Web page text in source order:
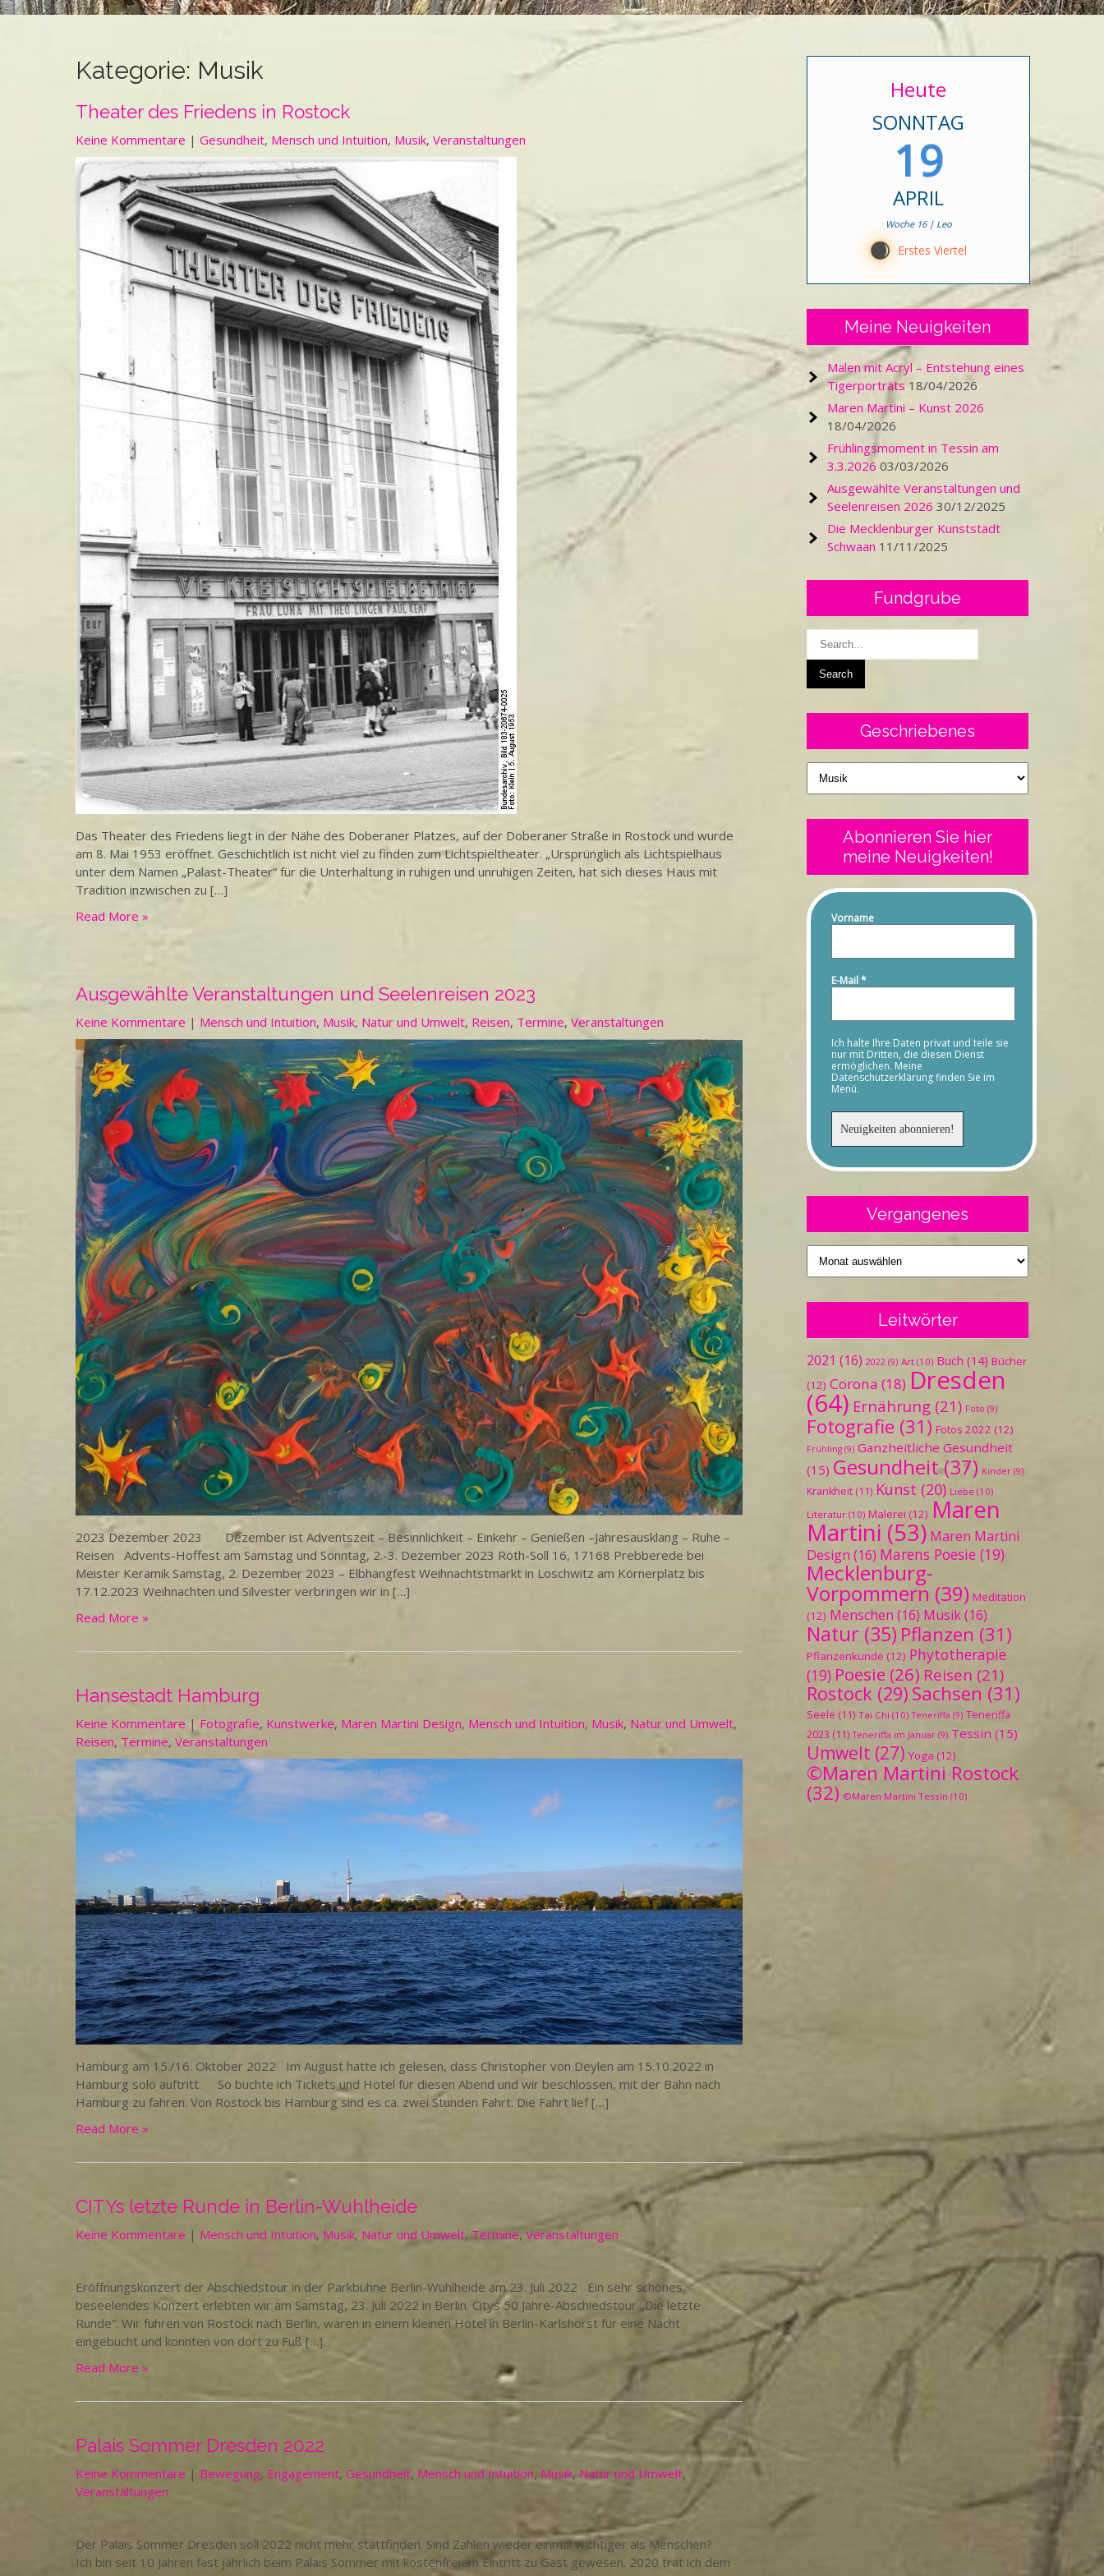
Kategorie: Musik
Theater des Friedens in Rostock
Keine Kommentare | Gesundheit, Mensch und Intuition, Musik, Veranstaltungen
Das Theater des Friedens liegt in der Nähe des Doberaner Platzes, auf der Doberaner Straße in Rostock und wurde
am 8. Mai 1953 eröffnet. Geschichtlich ist nicht viel zu finden zum Lichtspieltheater. „Ursprünglich als Lichtspielhaus
unter dem Namen „Palast-Theater“ für die Unterhaltung in ruhigen und unruhigen Zeiten, hat sich dieses Haus mit
Tradition inzwischen zu […]
Read More »
Ausgewählte Veranstaltungen und Seelenreisen 2023
Keine Kommentare | Mensch und Intuition, Musik, Natur und Umwelt, Reisen, Termine, Veranstaltungen
2023 Dezember 2023 Dezember ist Adventszeit – Besinnlichkeit – Einkehr – Genießen –Jahresausklang – Ruhe –
Reisen Advents-Hoffest am Samstag und Sonntag, 2.-3. Dezember 2023 Röth-Soll 16, 17168 Prebberede bei
Meister Keramik Samstag, 2. Dezember 2023 – Elbhangfest Weihnachtstmarkt in Loschwitz am Körnerplatz bis
17.12.2023 Weihnachten und Silvester verbringen wir in […]
Read More »
Hansestadt Hamburg
Keine Kommentare | Fotografie, Kunstwerke, Maren Martini Design, Mensch und Intuition, Musik, Natur und Umwelt,
Reisen, Termine, Veranstaltungen
Hamburg am 15./16. Oktober 2022 Im August hatte ich gelesen, dass Christopher von Deylen am 15.10.2022 in
Hamburg solo auftritt. So buchte ich Tickets und Hotel für diesen Abend und wir beschlossen, mit der Bahn nach
Hamburg zu fahren. Von Rostock bis Hamburg sind es ca. zwei Stunden Fahrt. Die Fahrt lief […]
Read More »
CITYs letzte Runde in Berlin-Wuhlheide
Keine Kommentare | Mensch und Intuition, Musik, Natur und Umwelt,Termine, Veranstaltungen
Eröffnungskonzert der Abschiedstour in der Parkbühne Berlin-Wuhlheide am 23. Juli 2022 Ein sehr schönes,
beseelendes Konzert erlebten wir am Samstag, 23. Juli 2022 in Berlin. Citys 50 Jahre-Abschiedstour „Die letzte
Runde“. Wir fuhren von Rostock nach Berlin, waren in einem kleinen Hotel in Berlin-Karlshorst für eine Nacht
eingebucht und konnten von dort zu Fuß […]
Read More »
Palais Sommer Dresden 2022
Keine Kommentare | Bewegung, Engagement, Gesundheit, Mensch und Intuition, Musik, Natur und Umwelt,
Veranstaltungen
Der Palais Sommer Dresden soll 2022 nicht mehr stattfinden. Sind Zahlen wieder einmal wichtiger als Menschen?
Ich bin seit 10 Jahren fast jährlich beim Palais Sommer mit kostenfreiem Eintritt zu Gast gewesen. 2020 trat ich dem
Heute
SONNTAG
19
APRIL
Woche 16 | Leo
C Erstes Viertel
Meine Neuigkeiten
Malen mit Acryl – Entstehung eines
Tigerporträts 18/04/2026
Maren Martini – Kunst 2026
18/04/2026
Frühlingsmoment in Tessin am
3.3.2026 03/03/2026
Ausgewählte Veranstaltungen und
Seelenreisen 2026 30/12/2025
Die Mecklenburger Kunststadt
Schwaan 11/11/2025
Fundgrube
Geschriebenes
Geschriebenes
Abonnieren Sie hier
meine Neuigkeiten!
Vorname
E-Mail*
Ich halte Ihre Daten privat und teile sie
nur mit Dritten, die diesen Dienst
ermöglichen. Meine
Datenschutzerklärung finden Sie im
Menü.
Vergangenes
Vergangenes
Leitwörter
2021 (16) 2022 (9) Art (10) Buch (14) Bücher
(12) Corona (18) Dresden
(64) Ernährung (21) Foto (9)
Fotografie (31) Fotos 2022 (12)
Frühling (9) Ganzheitliche Gesundheit
(15) Gesundheit(37) Kinder (9)
Krankheit (11) Kunst (20) Liebe (10)
Literatur (10) Malerei (12) Maren
Martini (53) Maren Martini
Design (16) Marens Poesie (19)
Mecklenburg-
Vorpommern (39) Meditation
(12) Menschen (16) Musik(16)
Natur (35) Pflanzen (31)
Pflanzenkunde (12) Phytotherapie
(19) Poesie (26) Reisen (21)
Rostock (29) Sachsen (31)
Seele (11) Tai Chi (10) Teneriffa (9) Teneriffa
2023 (11) Teneriffa im Januar (9) Tessin (15)
Umwelt (27) Yoga (12)
©Maren Martini Rostock
(32) ©Maren Martini Tessin (10)